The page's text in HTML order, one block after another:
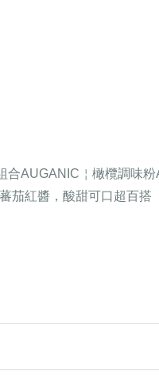
合AUGANIC￤橄欖調味粉
茄紅醬，酸甜可口超百搭